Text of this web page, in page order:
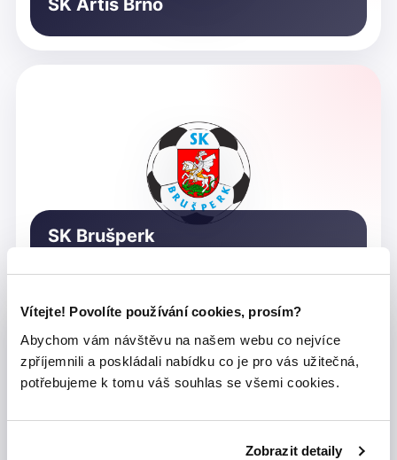
Vítejte! Povolíte používání cookies, prosím?
Abychom vám návštěvu na našem webu co nejvíce
zpříjemnili a poskládali nabídku co je pro vás užitečná,
potřebujeme k tomu váš souhlas se všemi cookies.
Zobrazit detaily
SK Artis Brno
SK Brušperk